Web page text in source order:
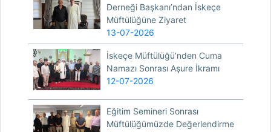
Derneği Başkanı’ndan İskeçe
Müftülüğüne Ziyaret
13-07-2026
İskeçe Müftülüğü’nden Cuma
Namazı Sonrası Aşure İkramı
12-07-2026
Eğitim Semineri Sonrası
Müftülüğümüzde Değerlendirme